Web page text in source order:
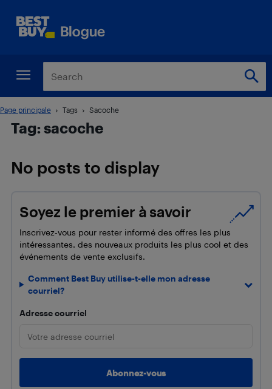
Page principale Tags Sacoche
Tag: sacoche
No posts to display
Soyez le premier à savoir
Inscrivez-vous pour rester informé des offres les plus
intéressantes, des nouveaux produits les plus cool et des
événements de vente exclusifs.
Comment Best Buy utilise-t-elle mon adresse
courriel?
Adresse courriel